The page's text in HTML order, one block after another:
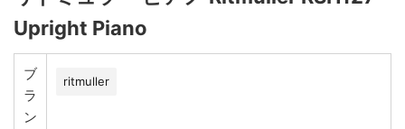
Upright Piano
ブ
ラ
ン
ritmuller